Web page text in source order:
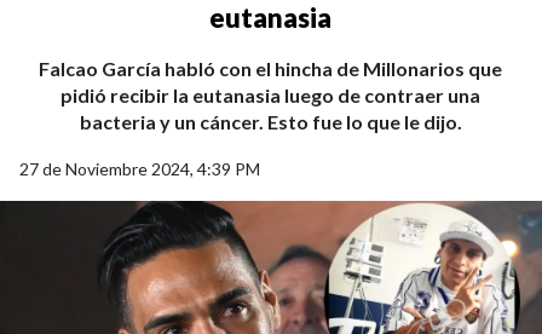
eutanasia
Falcao García habló con el hincha de Millonarios que
pidió recibir la eutanasia luego de contraer una
bacteria y un cáncer. Esto fue lo que le dijo.
27 de Noviembre 2024, 4:39 PM